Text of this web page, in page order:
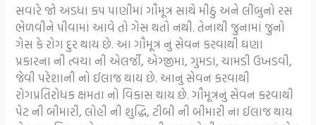
સવારે જો અડધા કપ પાણીમાં ગૌમૂત્ર સાથે મીઠું અને લીંબુનો રસ
ભેળવીને પીવામાં આવે તો ગેસ થતો નથી. તેનાથી જુનામાં જુનો
ગેસ કે રોગ દુર થાય છે. આ ગૌમૂત્ર નું સેવન કરવાથી ઘણા
પ્રકારના ની ત્વચા ની એલર્જી, એગ્જીમા, ગુમડા, ચામડી ઉખડવી,
જેવી પરેશાની નો ઈલાજ થાય છે. આનું સેવન કરવાથી
રોગપ્રતિરોધક ક્ષમતા નો વિકાસ થાય છે. ગૌમૂત્રનું સેવન કરવાથી
પેટ ની બીમારી, લોહી ની શુદ્ધિ, ટીબી ની બીમારી ના ઈલાજ થાય